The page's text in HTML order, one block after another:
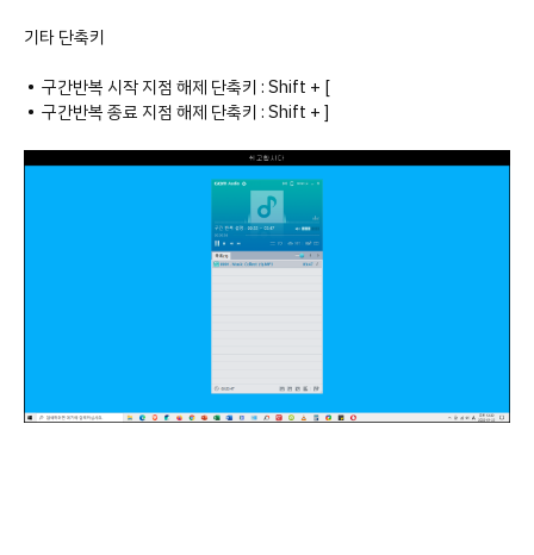
기타 단축키
• 구간반복 시작 지점 해제 단축키 : Shift + [
• 구간반복 종료 지점 해제 단축키 : Shift + ]